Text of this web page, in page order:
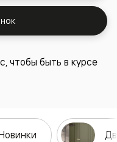
чтобы быть в курсе